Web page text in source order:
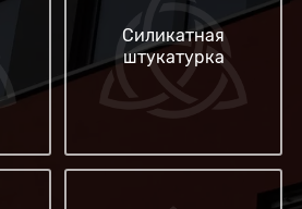
Силикатная
штукатурка